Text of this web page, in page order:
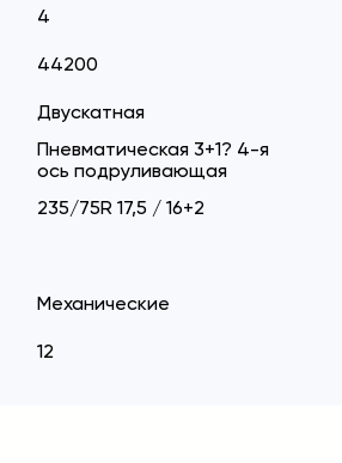
4
44200
Двускатная
Пневматическая 3+1? 4-я
ось подруливающая
235/75R 17,5 / 16+2
Механические
12